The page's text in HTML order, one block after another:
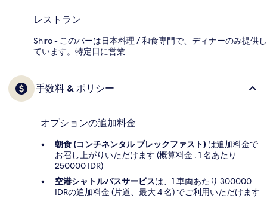
レストラン
Shiro - このバーは日本料理 / 和食専門で、ディナーのみ提供し
ています。特定日に営業
手数料 & ポリシー
オプションの追加料金
朝食 (コンチネンタル ブレックファスト) は追加料金で
お召し上がりいただけます (概算料金 : 1 名あたり
250000 IDR)
空港シャトルバスサービスは、1 車両あたり 300000
IDRの追加料金 (片道、最大 4 名) でご利用いただけます